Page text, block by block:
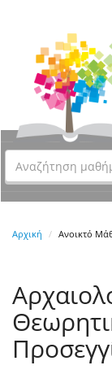
Αρχική Ανοικτό